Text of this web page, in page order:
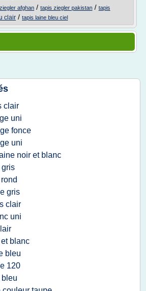
afghan / tapis ziegler pakistan / tapis
clair / tapis laine bleu ciel
clair
uni
fonce
uni
noir et blanc
gris
clair
uni
blanc
bleu
120